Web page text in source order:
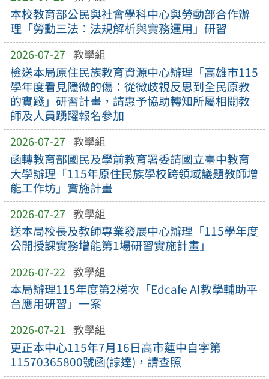
本校教育部公民與社會學科中心與勞動部合作辦
理「勞動三法：法規解析與實務運用」研習
2026-07-27 教學組
檢送本局原住民族教育資源中心辦理「高雄市115
學年度看見隱微的傷：從微歧視反思到全民原教
的實踐」研習計畫，請惠予協助轉知所屬相關教
師及人員踴躍報名參加
2026-07-27 教學組
函轉教育部國民及學前教育署委請國立臺中教育
大學辦理「115年原住民族學校跨領域議題教師增
能工作坊」實施計畫
2026-07-27 教學組
送本局校長及教師專業發展中心辦理「115學年度
公開授課實務增能第1場研習實施計畫」
2026-07-22 教學組
本局辦理115年度第2梯次「Edcafe AI教學輔助平
台應用研習」一案
2026-07-21 教學組
更正本中心115年7月16日高市蓮中自字第
11570365800號函(諒達)，請查照